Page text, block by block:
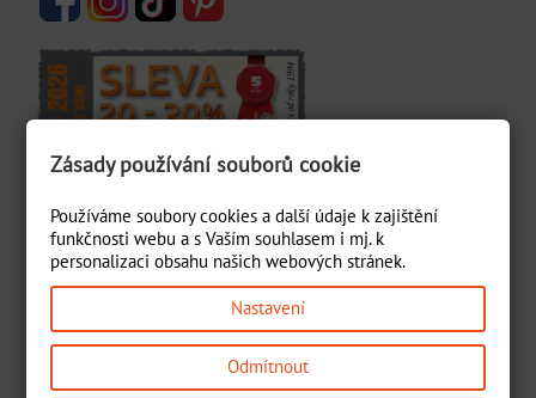
KONTAKT
Lidická 1479
(průmyslová zóna)
Zásady používání souborů cookie
Používáme soubory cookies a další údaje k zajištění
funkčnosti webu a s Vaším souhlasem i mj. k
personalizaci obsahu našich webových stránek.
Nastavení
Odmítnout